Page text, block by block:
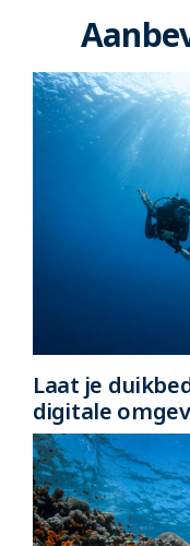
Laat je
digitale